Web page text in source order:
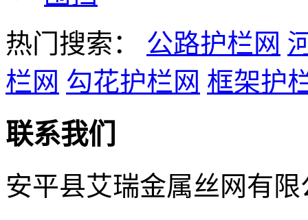
热门搜索： 公路护栏网
栏网 勾花护栏网 框架护
联系我们
安平县艾瑞金属丝网有限